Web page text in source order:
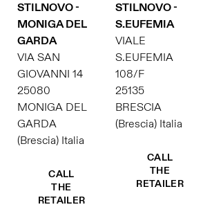
STILNOVO -
MONIGA DEL
GARDA
VIA SAN
GIOVANNI 14
25080
MONIGA DEL
GARDA
(Brescia) Italia
CALL
THE
RETAILER
STILNOVO -
S.EUFEMIA
VIALE
S.EUFEMIA
108/F
25135
BRESCIA
(Brescia) Italia
CALL
THE
RETAILER